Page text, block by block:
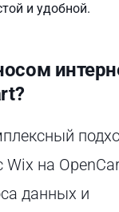
и удобной.
Wix на
данных и